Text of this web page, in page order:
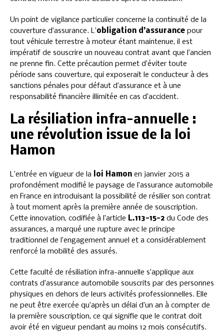
Un point de vigilance particulier concerne la continuité de la
couverture d’assurance. L’obligation d’assurance pour
tout véhicule terrestre à moteur étant maintenue, il est
impératif de souscrire un nouveau contrat avant que l’ancien
ne prenne fin. Cette précaution permet d’éviter toute
période sans couverture, qui exposerait le conducteur à des
sanctions pénales pour défaut d’assurance et à une
responsabilité financière illimitée en cas d’accident.
La résiliation infra-annuelle :
une révolution issue de la loi
Hamon
L’entrée en vigueur de la loi Hamon en janvier 2015 a
profondément modifié le paysage de l’assurance automobile
en France en introduisant la possibilité de résilier son contrat
à tout moment après la première année de souscription.
Cette innovation, codifiée à l’article L.113-15-2 du Code des
assurances, a marqué une rupture avec le principe
traditionnel de l’engagement annuel et a considérablement
renforcé la mobilité des assurés.
Cette faculté de résiliation infra-annuelle s’applique aux
contrats d’assurance automobile souscrits par des personnes
physiques en dehors de leurs activités professionnelles. Elle
ne peut être exercée qu’après un délai d’un an à compter de
la première souscription, ce qui signifie que le contrat doit
avoir été en vigueur pendant au moins 12 mois consécutifs.